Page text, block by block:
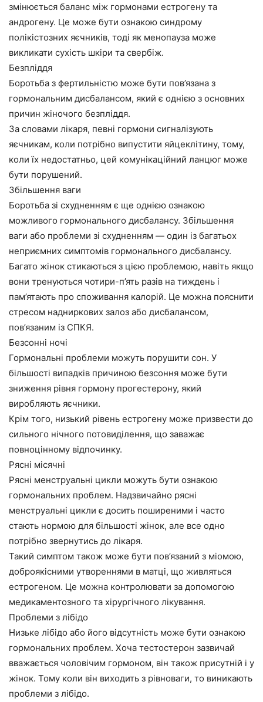
змінюється баланс між гормонами естрогену та
андрогену. Це може бути ознакою синдрому
полікістозних яєчників, тоді як менопауза може
викликати сухість шкіри та свербіж.
Безпліддя
Боротьба з фертильністю може бути пов’язана з
гормональним дисбалансом, який є однією з основних
причин жіночого безпліддя.
За словами лікаря, певні гормони сигналізують
яєчникам, коли потрібно випустити яйцеклітину, тому,
коли їх недостатньо, цей комунікаційний ланцюг може
бути порушений.
Збільшення ваги
Боротьба зі схудненням є ще однією ознакою
можливого гормонального дисбалансу. Збільшення
ваги або проблеми зі схудненням — один із багатьох
неприємних симптомів гормонального дисбалансу.
Багато жінок стикаються з цією проблемою, навіть якщо
вони тренуються чотири-п’ять разів на тиждень і
пам’ятають про споживання калорій. Це можна пояснити
стресом надниркових залоз або дисбалансом,
пов’язаним із СПКЯ.
Безсонні ночі
Гормональні проблеми можуть порушити сон. У
більшості випадків причиною безсоння може бути
зниження рівня гормону прогестерону, який
виробляють яєчники.
Крім того, низький рівень естрогену може призвести до
сильного нічного потовиділення, що заважає
повноцінному відпочинку.
Рясні місячні
Рясні менструальні цикли можуть бути ознакою
гормональних проблем. Надзвичайно рясні
менструальні цикли є досить поширеними і часто
стають нормою для більшості жінок, але все одно
потрібно звернутись до лікаря.
Такий симптом також може бути пов’язаний з міомою,
доброякісними утвореннями в матці, що живляться
естрогеном. Це можна контролювати за допомогою
медикаментозного та хірургічного лікування.
Проблеми з лібідо
Низьке лібідо або його відсутність може бути ознакою
гормональних проблем. Хоча тестостерон зазвичай
вважається чоловічим гормоном, він також присутній і у
жінок. Тому коли він виходить з рівноваги, то виникають
проблеми з лібідо.